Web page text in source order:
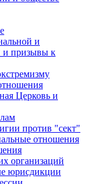
и
и призывы к
Церковь и
против "сект"
отношения
организаций
юрисдикции